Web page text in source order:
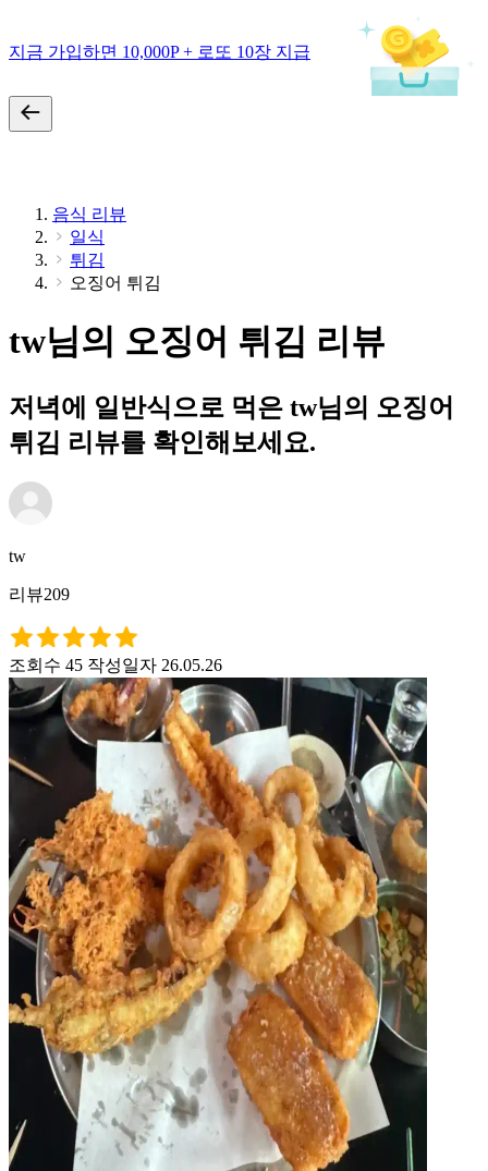
지금 가입하면 10,000P + 로또 10장 지급
음식 리뷰
일식
튀김
오징어 튀김
tw님의 오징어 튀김 리뷰
저녁에 일반식으로 먹은 tw님의 오징어
튀김 리뷰를 확인해보세요.
tw
리뷰209
조회수 45 작성일자 26.05.26